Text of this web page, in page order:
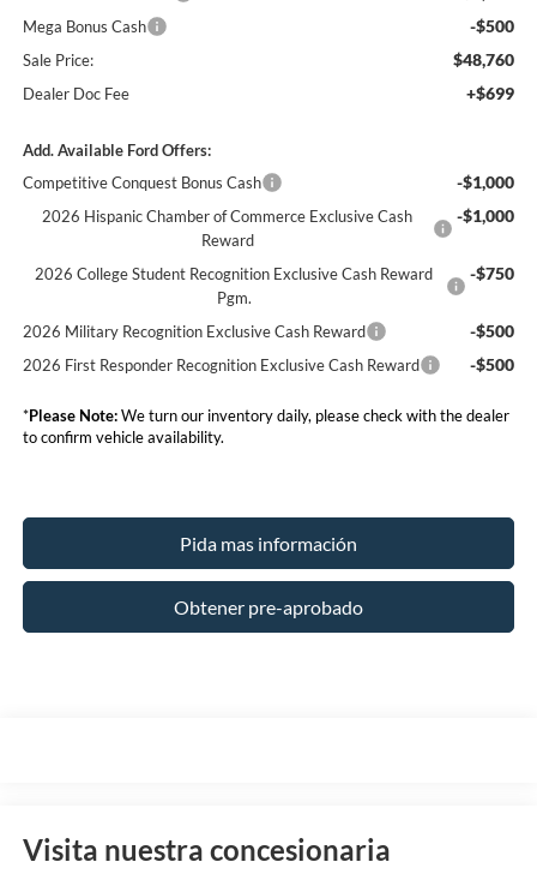
Mega Bonus Cash -$500
Sale Price: $48,760
Dealer Doc Fee +$699
Add. Available Ford Offers:
Competitive Conquest Bonus Cash
-$1,000
2026 Hispanic Chamber of Commerce Exclusive Cash
Reward
-$1,000
2026 College Student Recognition Exclusive Cash Reward
Pgm.
-$750
2026 Military Recognition Exclusive Cash Reward -$500
2026 First Responder Recognition Exclusive Cash Reward -$500
*Please Note:We turn our inventory daily, please check with the dealer
to confirm vehicle availability.
Pida mas información
Obtener pre-aprobado
Visita nuestra concesionaria